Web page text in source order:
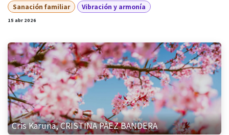
Sanación familiar
Vibración y armonía
15 abr 2026
Cris Karuna, CRISTINA PÁEZ BANDERA